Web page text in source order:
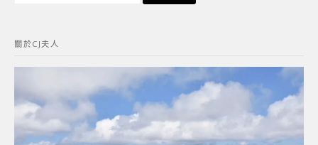
字:
關於CJ夫人